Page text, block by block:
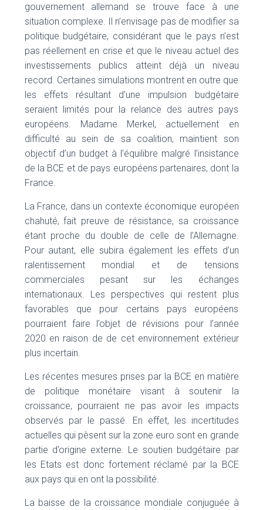
gouvernement allemand se trouve face à une
situation complexe. Il n’envisage pas de modifier sa
politique budgétaire, considérant que le pays n’est
pas réellement en crise et que le niveau actuel des
investissements publics atteint déjà un niveau
record. Certaines simulations montrent en outre que
les effets résultant d’une impulsion budgétaire
seraient limités pour la relance des autres pays
européens. Madame Merkel, actuellement en
difficulté au sein de sa coalition, maintient son
objectif d’un budget à l’équilibre malgré l’insistance
de la BCE et de pays européens partenaires, dont la
France.
La France, dans un contexte économique européen
chahuté, fait preuve de résistance, sa croissance
étant proche du double de celle de l’Allemagne.
Pour autant, elle subira également les effets d’un
ralentissement mondial et de tensions
commerciales pesant sur les échanges
internationaux. Les perspectives qui restent plus
favorables que pour certains pays européens
pourraient faire l’objet de révisions pour l’année
2020 en raison de de cet environnement extérieur
plus incertain.
Les récentes mesures prises par la BCE en matière
de politique monétaire visant à soutenir la
croissance, pourraient ne pas avoir les impacts
observés par le passé. En effet, les incertitudes
actuelles qui pèsent sur la zone euro sont en grande
partie d’origine externe. Le soutien budgétaire par
les Etats est donc fortement réclamé par la BCE
aux pays qui en ont la possibilité.
La baisse de la croissance mondiale conjuguée à